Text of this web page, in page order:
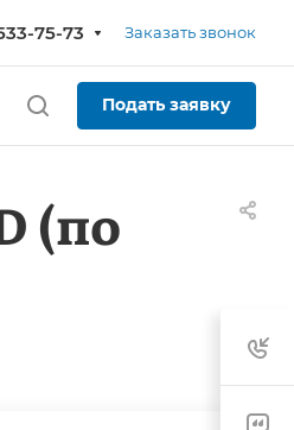
75-73 Заказать звонок
Подать заявку
(по